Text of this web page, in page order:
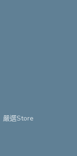
嚴選Store